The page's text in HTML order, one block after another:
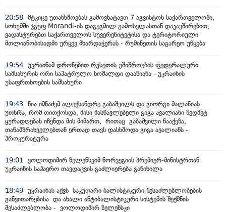
20:58 მტკიცე უთანხმოებას გამოვხატავთ 7 აგვისტოს საქართველოში,
სოხუმში ჯგუფ Morandi-ის დაგეგმილ გამოსვლასთან დაკავშირებით,
ვადასტურებთ საქართველოს სუვერენიტეტისა და ტერიტორიული
მთლიანობისადმი ურყევ მხარდაჭერას - რუმინეთის საგარეო უწყება
19:54 უკრაინამ დრონებით რუსეთის უშიშროების ფედერალური
სამსახურის ორი საპატრულო ხომალდი დააზიანა - უკრაინის
უსაფრთხოების სამსახური
19:43 ნია იმნაძემ ალექსანდრე გაბაშვილს და გიორგი მალანიას
უთხრა, რომ თითქოსდა, მისი მასწავლებელი გიგა ავალიანი ზედმეტ
ყურადღებას იჩენდა მის მიმართ, რითაც გაბაშვილი წააქეზა,
თანამზრახველებთან ერთად თავს დასხმოდა გიგა ავალიანს -
პროკურატურა
19:01
ვოლოდიმირ ზელენსკიმ ნორვეგიის პრემიერ-მინისტრთან
უკრაინის საჰაერო თავდაცვის გაძლიერება განიხილა
18:49 უკრაინას აქვს საკუთარი ბალისტიკური შესაძლებლობების
განვითარებისა და ახალი ანტიბალისტიკური სისტემის შექმნის
შესაძლებლობა - ვოლოდიმირ ზელენსკი